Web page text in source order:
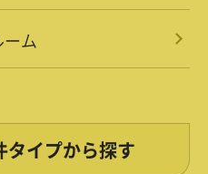
ーム
タイプから探す